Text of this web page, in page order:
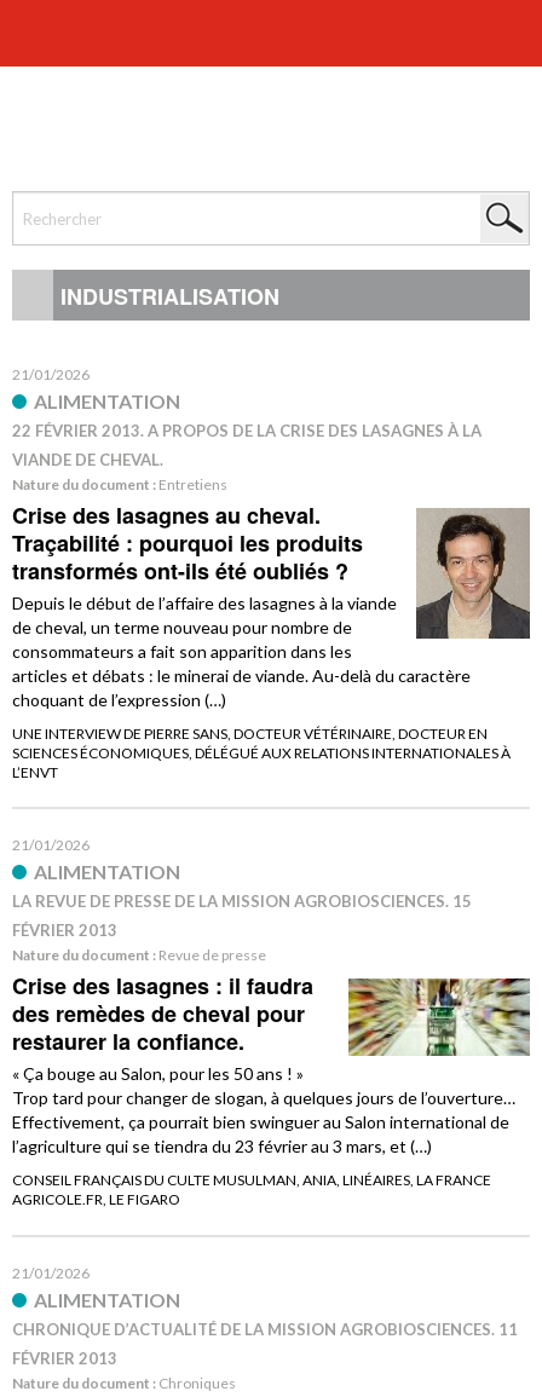
INDUSTRIALISATION
21/01/2026
ALIMENTATION
22 FÉVRIER 2013. A PROPOS DE LA CRISE DES LASAGNES À LA
VIANDE DE CHEVAL.
Nature du document : Entretiens
Crise des lasagnes au cheval.
Traçabilité : pourquoi les produits
transformés ont-ils été oubliés ?
Depuis le début de l’affaire des lasagnes à la viande
de cheval, un terme nouveau pour nombre de
consommateurs a fait son apparition dans les
articles et débats : le minerai de viande. Au-delà du caractère
choquant de l’expression (…)
UNE INTERVIEW DE PIERRE SANS, DOCTEUR VÉTÉRINAIRE, DOCTEUR EN
SCIENCES ÉCONOMIQUES, DÉLÉGUÉ AUX RELATIONS INTERNATIONALES À
L’ENVT
21/01/2026
ALIMENTATION
LA REVUE DE PRESSE DE LA MISSION AGROBIOSCIENCES. 15
FÉVRIER 2013
Nature du document : Revue de presse
Crise des lasagnes : il faudra
des remèdes de cheval pour
restaurer la confiance.
« Ça bouge au Salon, pour les 50 ans ! »
Trop tard pour changer de slogan, à quelques jours de l’ouverture…
Effectivement, ça pourrait bien swinguer au Salon international de
l’agriculture qui se tiendra du 23 février au 3 mars, et (…)
CONSEIL FRANÇAIS DU CULTE MUSULMAN, ANIA, LINÉAIRES, LA FRANCE
AGRICOLE.FR, LE FIGARO
21/01/2026
ALIMENTATION
CHRONIQUE D’ACTUALITÉ DE LA MISSION AGROBIOSCIENCES. 11
FÉVRIER 2013
Nature du document : Chroniques